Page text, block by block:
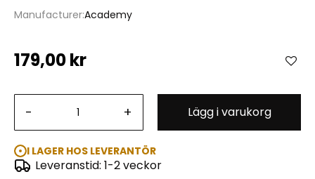
ManufacturerAcademy
179,00 kr
- + Lägg i varukorg
I LAGER HOS LEVERANTÖR
Leveranstid: 1-2 veckor
German Cargo Truck "Early & Late"